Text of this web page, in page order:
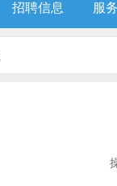
招聘信息 服